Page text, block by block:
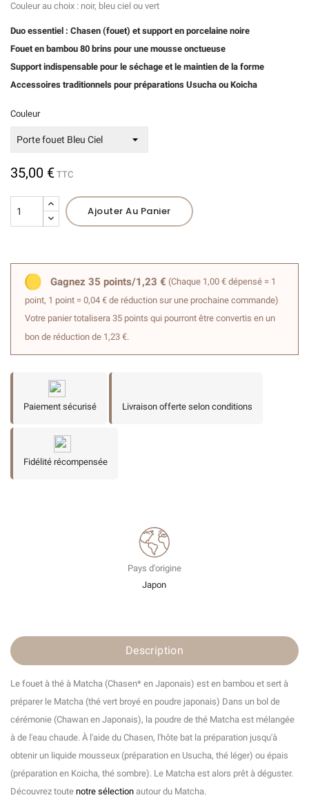
Couleur au choix : noir, bleu ciel ou vert
Duo essentiel : Chasen (fouet) et support en porcelaine noire
Fouet en bambou 80 brins pour une mousse onctueuse
Support indispensable pour le séchage et le maintien de la forme
Accessoires traditionnels pour préparations Usucha ou Koicha
Couleur
35,00 € TTC
Ajouter Au Panier
Gagnez 35 points/1,23 € (Chaque 1,00 € dépensé = 1
point, 1 point = 0,04 € de réduction sur une prochaine commande)
Votre panier totalisera 35 points qui pourront être convertis en un
bon de réduction de 1,23 €.
Paiement sécurisé Livraison offerte selon conditions
Fidélité récompensée
Pays d'origine
Japon
Description
Le fouet à thé à Matcha (Chasen* en Japonais) est en bambou et sert à
préparer le Matcha (thé vert broyé en poudre japonais) Dans un bol de
cérémonie (Chawan en Japonais), la poudre de thé Matcha est mélangée
à de l'eau chaude. À l'aide du Chasen, l'hôte bat la préparation jusqu'à
obtenir un liquide mousseux (préparation en Usucha, thé léger) ou épais
(préparation en Koicha, thé sombre). Le Matcha est alors prêt à déguster.
Découvrez toute notre sélection autour du Matcha.